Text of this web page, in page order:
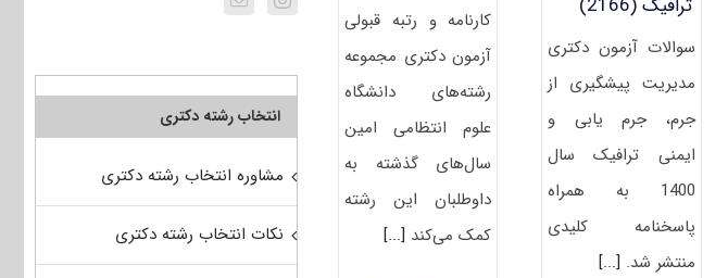
سوالات آزمون دکتری
مدیریت پیشگیری از
جرم، جرم ‌یابی و
ایمنی ترافیک سال
1400 به همراه
پاسخنامه کلیدی
منتشر شد. [...]
کارنامه و رتبه قبولی
آزمون دکتری مجموعه
رشته‌های دانشگاه
علوم انتظامی امین
سال‌های گذشته به
داوطلبان این رشته
کمک می‌کند [...]
انتخاب رشته دکتری
مشاوره انتخاب رشته دکتری
نکات انتخاب رشته دکتری